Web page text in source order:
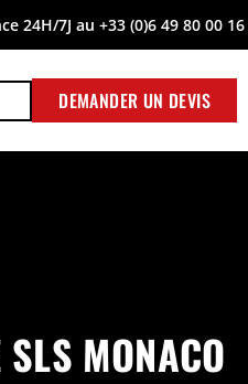
24H/7J au +33 (0)6 49 80 00 16
DEMANDER UN DEVIS
MONACO